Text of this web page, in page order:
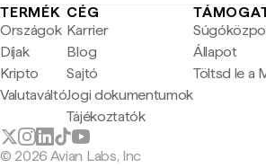
TERMÉK
Országok
Díjak
Kripto
Valutaváltó
CÉG
Karrier
Blog
Sajtó
Jogi dokumentumok
Tájékoztatók
Állapot
Töltsd le a
© 2026 Avian Labs, Inc